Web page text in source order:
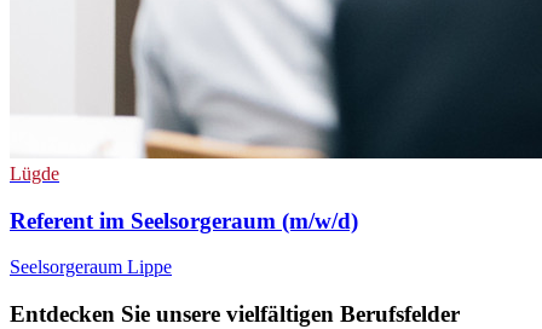
Lügde
Referent im Seelsorgeraum (m/w/d)
Seelsorgeraum Lippe
Entdecken Sie unsere vielfältigen Berufsfelder